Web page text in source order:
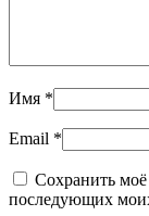
Имя *
Email *
Сохранить моё
последующих